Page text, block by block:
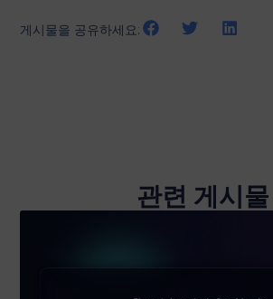
게시물을 공유하세요:
관련 게시물